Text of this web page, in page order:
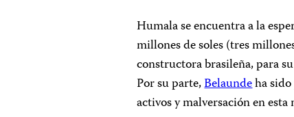
Humala se encuentra a la
millones de soles (tres
constructora brasileña, para
Por su parte,Belaundeha sido
activos y malversación en